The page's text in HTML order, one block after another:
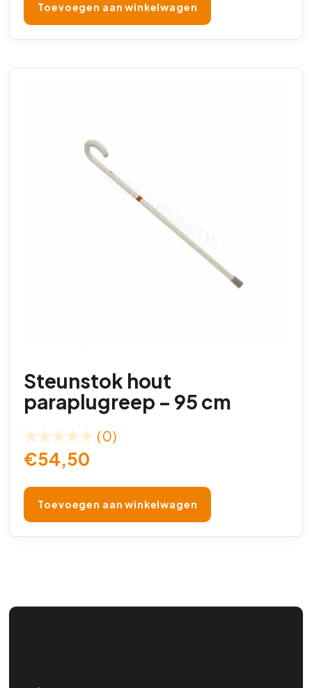
Toevoegen aan winkelwagen
Steunstok hout
paraplugreep – 95 cm
(0)
€54,50
Toevoegen aan winkelwagen